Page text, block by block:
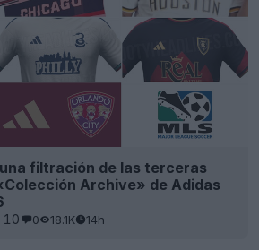
filtración de las terceras
Archive» de Adidas
10 0 18.1K 14h